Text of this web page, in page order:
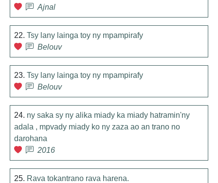
Ajnal
22. Tsy lany lainga toy ny mpampirafy
Belouv
23. Tsy lany lainga toy ny mpampirafy
Belouv
24. ny saka sy ny alika miady ka miady hatramin'ny
adala , mpvady miady ko ny zaza ao an trano no
darohana
2016
25. Rava tokantrano rava harena.